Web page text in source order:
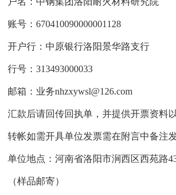
账号：670410090000001128
开户行：中原银行洛阳景华路支行
行号：313493000033
邮箱：业务nhzxywsl@126.com
汇款后请回传回执单，并提供开票资料
转帐如需开具单位发票需在附言中备注
单位地点：河南省洛阳市涧西区西苑路
（样品邮寄）